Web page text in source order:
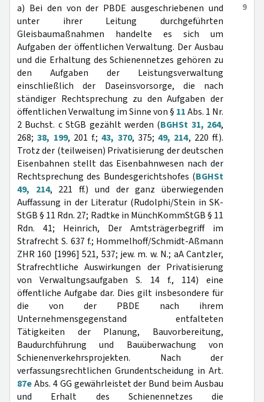
9
a) Bei den von der PBDE ausgeschriebenen und
unter ihrer Leitung durchgeführten
Gleisbaumaßnahmen handelte es sich um
Aufgaben der öffentlichen Verwaltung. Der Ausbau
und die Erhaltung des Schienennetzes gehören zu
den Aufgaben der Leistungsverwaltung
einschließlich der Daseinsvorsorge, die nach
ständiger Rechtsprechung zu den Aufgaben der
öffentlichen Verwaltung im Sinne von § 11Abs. 1 Nr.
2 Buchst. c StGB gezählt werden (BGHSt 31, 264,
268;38, 199, 201 f.;43, 370, 375;49, 214, 220 ff.).
Trotz der (teilweisen) Privatisierung der deutschen
Eisenbahnen stellt das Eisenbahnwesen nach der
Rechtsprechung des Bundesgerichtshofes (BGHSt
49, 214, 221 ff.) und der ganz überwiegenden
Auffassung in der Literatur (Rudolphi/Stein in SK-
StGB § 11 Rdn. 27; Radtke in MünchKommStGB § 11
Rdn. 41; Heinrich, Der Amtsträgerbegriff im
Strafrecht S. 637 f.; Hommelhoff/Schmidt-Aßmann
ZHR 160 [1996] 521, 537; jew. m. w. N.; aA Cantzler,
Strafrechtliche Auswirkungen der Privatisierung
von Verwaltungsaufgaben S. 14 f., 114) eine
öffentliche Aufgabe dar. Dies gilt insbesondere für
die von der PBDE nach ihrem
Unternehmensgegenstand entfalteten
Tätigkeiten der Planung, Bauvorbereitung,
Baudurchführung und Bauüberwachung von
Schienenverkehrsprojekten. Nach der
verfassungsrechtlichen Grundentscheidung in Art.
87eAbs. 4 GG gewährleistet der Bund beim Ausbau
und Erhalt des Schienennetzes die